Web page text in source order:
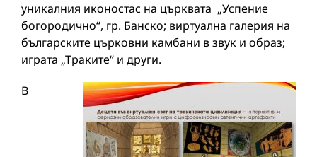
уникалния иконостас на църквата „Успение
богородично“, гр. Банско; виртуална галерия на
българските църковни камбани в звук и образ;
играта „Траките“ и други.
В